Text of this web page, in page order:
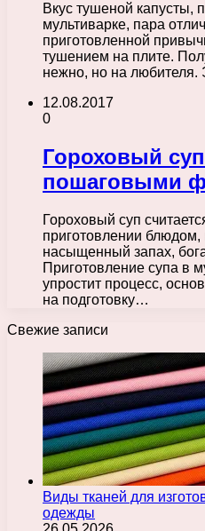
Вкус тушеной капусты,
мультиварке, пара
приготовленной
тушением на плите.
нежно, но на
12.08.2017
0
Гороховый
пошаговыми
Гороховый суп
приготовлении блюдом,
насыщенный запах,
Приготовление супа в
упростит процесс,
на подготовку…
Свежие записи
Виды тканей для
одежды